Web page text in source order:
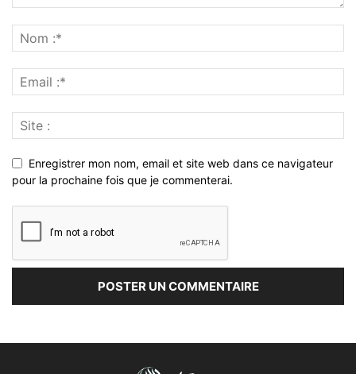
Enregistrer mon nom, email et site web dans ce navigateur
pour la prochaine fois que je commenterai.